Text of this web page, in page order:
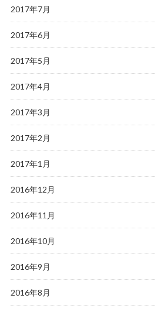
2017年7月
2017年6月
2017年5月
2017年4月
2017年3月
2017年2月
2017年1月
2016年12月
2016年11月
2016年10月
2016年9月
2016年8月